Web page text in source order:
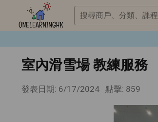
搜尋商戶、分類、課程
室內滑雪場 教練服務
發表日期: 6/17/2024 點擊: 859